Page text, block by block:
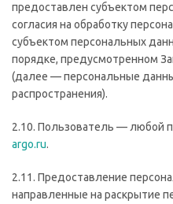
предоставлен субъектом
согласия на обработку
субъектом персональных
порядке, предусмотренном
(далее — персональные
распространения).
2.10. Пользователь — любой
argo.ru.
2.11. Предоставление
направленные на раскрытие